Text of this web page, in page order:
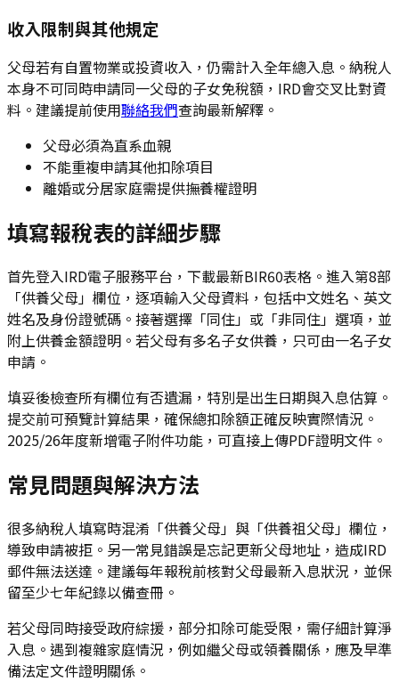
收入限制與其他規定
父母若有自置物業或投資收入，仍需計入全年總入息。納稅人
本身不可同時申請同一父母的子女免稅額，IRD會交叉比對資
料。建議提前使用聯絡我們查詢最新解釋。
父母必須為直系血親
不能重複申請其他扣除項目
離婚或分居家庭需提供撫養權證明
填寫報稅表的詳細步驟
首先登入IRD電子服務平台，下載最新BIR60表格。進入第8部
「供養父母」欄位，逐項輸入父母資料，包括中文姓名、英文
姓名及身份證號碼。接著選擇「同住」或「非同住」選項，並
附上供養金額證明。若父母有多名子女供養，只可由一名子女
申請。
填妥後檢查所有欄位有否遺漏，特別是出生日期與入息估算。
提交前可預覽計算結果，確保總扣除額正確反映實際情況。
2025/26年度新增電子附件功能，可直接上傳PDF證明文件。
常見問題與解決方法
很多納稅人填寫時混淆「供養父母」與「供養祖父母」欄位，
導致申請被拒。另一常見錯誤是忘記更新父母地址，造成IRD
郵件無法送達。建議每年報稅前核對父母最新入息狀況，並保
留至少七年紀錄以備查冊。
若父母同時接受政府綜援，部分扣除可能受限，需仔細計算淨
入息。遇到複雜家庭情況，例如繼父母或領養關係，應及早準
備法定文件證明關係。